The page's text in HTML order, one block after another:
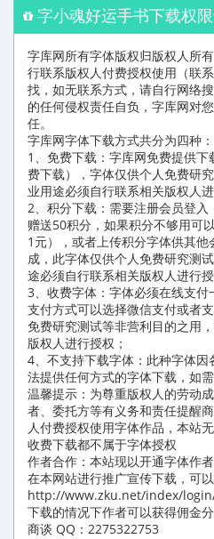
字小魂好运手书下载权
字库网所有字体版权归版权人所
行联系版权人付费授权使用（联
找，如无联系方式，请自行网络
的任何侵权责任自负，字库网对
任。
字库网字体下载方式共分为四种：
1、免费下载：字库网免费提供
费下载），字体仅供个人免费研
业用途必须自行联系相关版权人
2、积分下载：需要注册会员登
赠送50积分，如果积分不够用可
1元），或者上传积分字体供其
成，此字体仅供个人免费研究测
途必须自行联系相关版权人进行授
3、收费字体：字体必须在线支付
支付方式可以选择微信支付或者
免费研究测试等非营利目的之用
版权人进行授权；
4、不支持下载字体：此种字体
法提供任何方式的字体下载，如
温馨提示：为尊重版权人的劳动
者、委托方等有义务和责任提醒
人付费授权使用字体作品，本站
收费下载都不属于字体授权
作者合作：本站现以开通字体作
在本网站进行推广宣传下载，可
http://www.zku.net/index/
下载的情况下作者可以获得佣金
商谈 QQ：2275322753